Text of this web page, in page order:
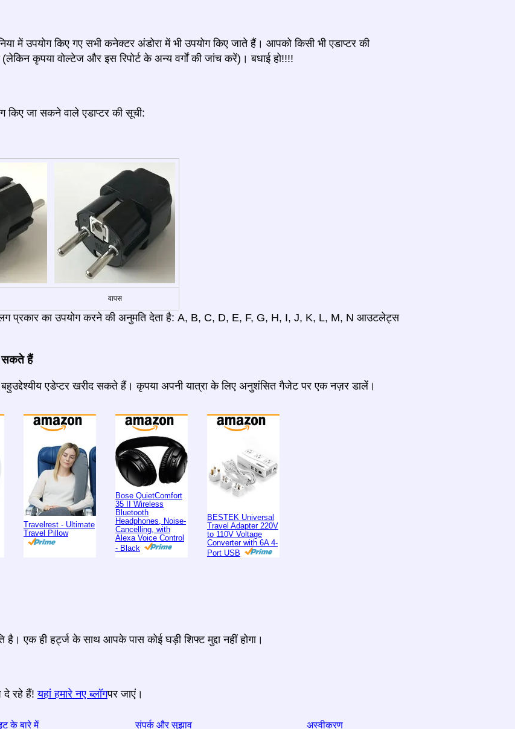
में उपयोग किए गए सभी कनेक्टर अंडोरा में भी उपयोग किए जाते हैं। आपको किसी भी एडाप्टर की
(लेकिन कृपया वोल्टेज और इस रिपोर्ट के अन्य वर्गों की जांच करें)। बधाई हो!!!!
किए जा सकने वाले एडाप्टर की सूची:
वापस
प्रकार का उपयोग करने की अनुमति देता है: A, B, C, D, E, F, G, H, I, J, K, L, M, N आउटलेट्स
सकते हैं
एडेप्टर खरीद सकते हैं। कृपया अपनी यात्रा के लिए अनुशंसित गैजेट पर एक नज़र डालें।
Travelrest - Ultimate
Travel Pillow
Bose QuietComfort
35 II Wireless
Bluetooth
Headphones, Noise-
Cancelling, with
Alexa Voice Control
- Black
BESTEK Universal
Travel Adapter 220V
to 110V Voltage
Converter with 6A 4-
Port USB
है। एक ही हर्ट्ज के साथ आपके पास कोई घड़ी शिफ्ट मुद्दा नहीं होगा।
दे रहे हैं!यहां हमारे नए ब्लॉगपर जाएं।
के बारे में संपर्क और सुझाव अस्वीकरण